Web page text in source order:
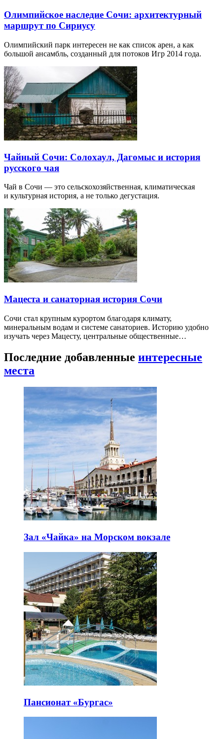
Олимпийское наследие Сочи: архитектурный
маршрут по Сириусу
Олимпийский парк интересен не как список арен, а как
большой ансамбль, созданный для потоков Игр 2014 года.
Чайный Сочи: Солохаул, Дагомыс и история
русского чая
Чай в Сочи — это сельскохозяйственная, климатическая
и культурная история, а не только дегустация.
Мацеста и санаторная история Сочи
Сочи стал крупным курортом благодаря климату,
минеральным водам и системе санаториев. Историю удобно
изучать через Мацесту, центральные общественные…
Последние добавленные интересные
места
Зал «Чайка» на Морском вокзале
Пансионат «Бургас»